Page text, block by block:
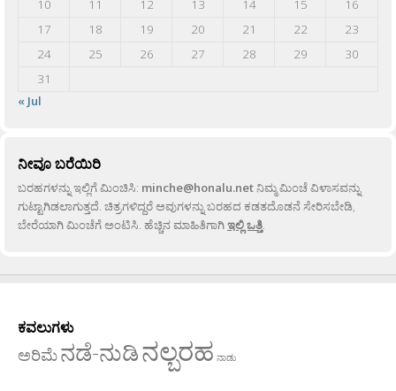
10
11 12 13 14 15
16
17
18 19 20 21 22
23
24
25 26 27 28 29
30
31
« Jul
ನೀವೂ ಬರೆಯಿರಿ
ಬರಹಗಳನ್ನು ಇಲ್ಲಿಗೆ ಮಿಂಚಿಸಿ: minche@honalu.netನಿಮ್ಮ ಮಿಂಚೆ ವಿಳಾಸವನ್ನು
ಗುಟ್ಟಾಗಿಡಲಾಗುತ್ತದೆ. ಚಿತ್ರಗಳಿದ್ದರೆ ಅವುಗಳನ್ನು ಬರಹದ ಕಡತದೊಡನೆ ಸೇರಿಸಬೇಡಿ,
ಬೇರೆಯಾಗಿ ಮಿಂಚೆಗೆ ಅಂಟಿಸಿ. ಹೆಚ್ಚಿನ ಮಾಹಿತಿಗಾಗಿಇಲ್ಲಿ ಒತ್ತಿ.
ಕವಲುಗಳು
ಅರಿಮೆನಡೆ-ನುಡಿನಲ್ಬರಹ ನಾಡು